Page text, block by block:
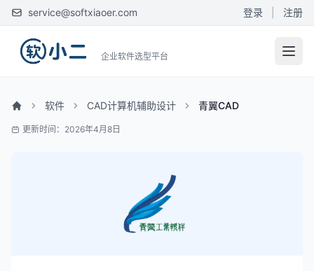
service@softxiaoer.com 登录 注册
企业软件选型平台
软件 CAD计算机辅助设计 青翼CAD
更新时间：2026年4月8日